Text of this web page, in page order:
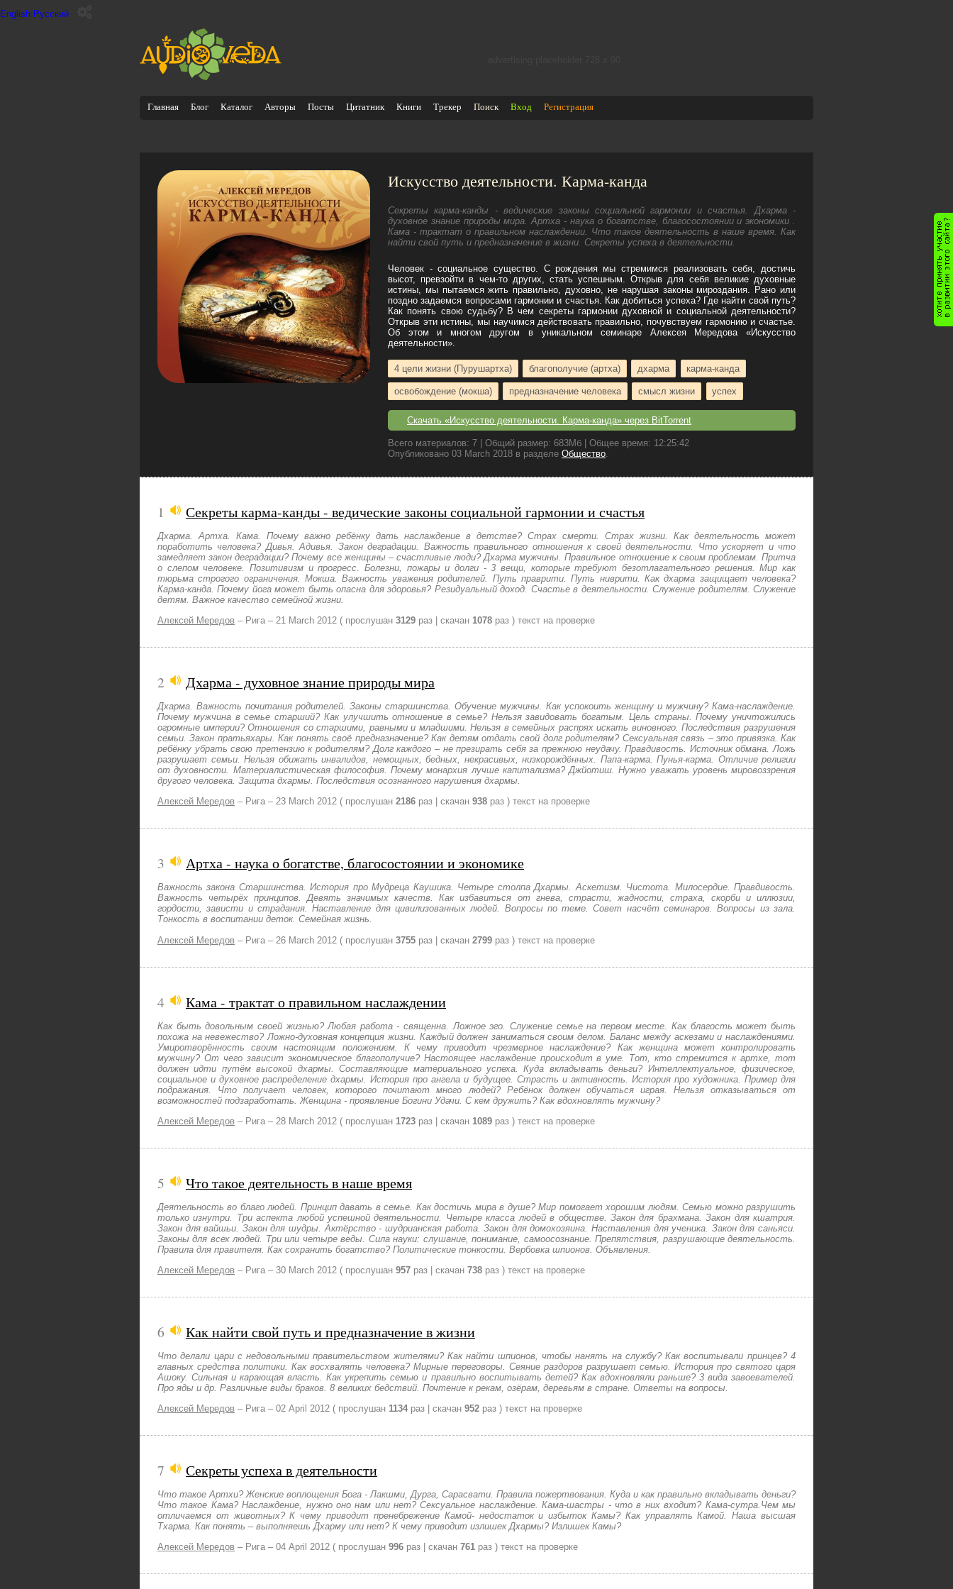
English Русский
Главная Блог Каталог Авторы Посты Цитатник Книги Трекер Поиск Вход Регистрация
Искусство деятельности. Карма-канда
Секреты карма-канды - ведические законы социальной гармонии и счастья. Дхарма -
духовное знание природы мира. Артха - наука о богатстве, благосостоянии и экономики .
Кама - трактат о правильном наслаждении. Что такое деятельность в наше время. Как
найти свой путь и предназначение в жизни. Секреты успеха в деятельности.
Человек - социальное существо. С рождения мы стремимся реализовать себя, достичь
высот, превзойти в чем-то других, стать успешным. Открыв для себя великие духовные
истины, мы пытаемся жить правильно, духовно, не нарушая законы мироздания. Рано или
поздно задаемся вопросами гармонии и счастья. Как добиться успеха? Где найти свой путь?
Как понять свою судьбу? В чем секреты гармонии духовной и социальной деятельности?
Открыв эти истины, мы научимся действовать правильно, почувствуем гармонию и счастье.
Об этом и многом другом в уникальном семинаре Алексея Мередова «Искусство
деятельности».
4 цели жизни (Пурушартха) благополучие (артха) дхарма карма-канда
освобождение (мокша) предназначение человека смысл жизни успех
Скачать «Искусство деятельности. Карма-канда» через BitTorrent
Всего материалов: 7 | Общий размер: 683Мб | Общее время: 12:25:42
Опубликовано 03 March 2018 в разделе Общество.
1 Секреты карма-канды - ведические законы социальной гармонии и счастья
Дхарма. Артха. Кама. Почему важно ребёнку дать наслаждение в детстве? Страх смерти. Страх жизни. Как деятельность может
поработить человека? Дивья. Адивья. Закон деградации. Важность правильного отношения к своей деятельности. Что ускоряет и что
замедляет закон деградации? Почему все женщины – счастливые люди? Дхарма мужчины. Правильное отношение к своим проблемам. Притча
о слепом человеке. Позитивизм и прогресс. Болезни, пожары и долги - 3 вещи, которые требуют безотлагательного решения. Мир как
тюрьма строгого ограничения. Мокша. Важность уважения родителей. Путь праврити. Путь ниврити. Как дхарма защищает человека?
Карма-канда. Почему йога может быть опасна для здоровья? Резидуальный доход. Счастье в деятельности. Служение родителям. Служение
детям. Важное качество семейной жизни.
Алексей Мередов – Рига – 21 March 2012 ( прослушан 3129 раз | скачан 1078 раз ) текст на проверке
2 Дхарма - духовное знание природы мира
Дхарма. Важность почитания родителей. Законы старшинства. Обучение мужчины. Как успокоить женщину и мужчину? Кама-наслаждение.
Почему мужчина в семье старший? Как улучшить отношение в семье? Нельзя завидовать богатым. Цель страны. Почему уничтожились
огромные империи? Отношения со старшими, равными и младшими. Нельзя в семейных распрях искать виновного. Последствия разрушения
семьи. Закон пратьяхары. Как понять своё предназначение? Как детям отдать свой долг родителям? Сексуальная связь – это привязка. Как
ребёнку убрать свою претензию к родителям? Долг каждого – не презирать себя за прежнюю неудачу. Правдивость. Источник обмана. Ложь
разрушает семьи. Нельзя обижать инвалидов, немощных, бедных, некрасивых, низкорождённых. Папа-карма. Пунья-карма. Отличие религии
от духовности. Материалистическая философия. Почему монархия лучше капитализма? Джйотиш. Нужно уважать уровень мировоззрения
другого человека. Защита дхармы. Последствия осознанного нарушения дхармы.
Алексей Мередов – Рига – 23 March 2012 ( прослушан 2186 раз | скачан 938 раз ) текст на проверке
3 Артха - наука о богатстве, благосостоянии и экономике
Важность закона Старшинства. История про Мудреца Каушика. Четыре столпа Дхармы. Аскетизм. Чистота. Милосердие. Правдивость.
Важность четырёх принципов. Девять значимых качеств. Как избавиться от гнева, страсти, жадности, страха, скорби и иллюзии,
гордости, зависти и страдания. Наставление для цивилизованных людей. Вопросы по теме. Совет насчёт семинаров. Вопросы из зала.
Тонкость в воспитании деток. Семейная жизнь.
Алексей Мередов – Рига – 26 March 2012 ( прослушан 3755 раз | скачан 2799 раз ) текст на проверке
4 Кама - трактат о правильном наслаждении
Как быть довольным своей жизнью? Любая работа - священна. Ложное эго. Служение семье на первом месте. Как благость может быть
похожа на невежество? Ложно-духовная концепция жизни. Каждый должен заниматься своим делом. Баланс между аскезами и наслаждениями.
Умиротворённость своим настоящим положением. К чему приводит чрезмерное наслаждение? Как женщина может контролировать
мужчину? От чего зависит экономическое благополучие? Настоящее наслаждение происходит в уме. Тот, кто стремится к артхе, тот
должен идти путём высокой дхармы. Составляющие материального успеха. Куда вкладывать деньги? Интеллектуальное, физическое,
социальное и духовное распределение дхармы. История про ангела и будущее. Страсть и активность. История про художника. Пример для
подражания. Что получает человек, которого почитают много людей? Ребёнок должен обучаться играя. Нельзя отказываться от
возможностей подзаработать. Женщина - проявление Богини Удачи. С кем дружить? Как вдохновлять мужчину?
Алексей Мередов – Рига – 28 March 2012 ( прослушан 1723 раз | скачан 1089 раз ) текст на проверке
5 Что такое деятельность в наше время
Деятельность во благо людей. Принцип давать в семье. Как достичь мира в душе? Мир помогает хорошим людям. Семью можно разрушить
только изнутри. Три аспекта любой успешной деятельности. Четыре класса людей в обществе. Закон для брахмана. Закон для кшатрия.
Закон для вайшьи. Закон для шудры. Актёрство - шудрианская работа. Закон для домохозяина. Наставления для ученика. Закон для саньяси.
Законы для всех людей. Три или четыре веды. Сила науки: слушание, понимание, самоосознание. Препятствия, разрушающие деятельность.
Правила для правителя. Как сохранить богатство? Политические тонкости. Вербовка шпионов. Объявления.
Алексей Мередов – Рига – 30 March 2012 ( прослушан 957 раз | скачан 738 раз ) текст на проверке
6 Как найти свой путь и предназначение в жизни
Что делали цари с недовольными правительством жителями? Как найти шпионов, чтобы нанять на службу? Как воспитывали принцев? 4
главных средства политики. Как восхвалять человека? Мирные переговоры. Сеяние раздоров разрушает семью. История про святого царя
Ашоку. Сильная и карающая власть. Как укрепить семью и правильно воспитывать детей? Как вдохновляли раньше? 3 вида завоевателей.
Про яды и др. Различные виды браков. 8 великих бедствий. Почтение к рекам, озёрам, деревьям в стране. Ответы на вопросы.
Алексей Мередов – Рига – 02 April 2012 ( прослушан 1134 раз | скачан 952 раз ) текст на проверке
7 Секреты успеха в деятельности
Что такое Артхи? Женские воплощения Бога - Лакшми, Дурга, Сарасвати. Правила пожертвования. Куда и как правильно вкладывать деньги?
Что такое Кама? Наслаждение, нужно оно нам или нет? Сексуальное наслаждение. Кама-шастры - что в них входит? Кама-сутра.Чем мы
отличаемся от животных? К чему приводит пренебрежение Камой- недостаток и избыток Камы? Как управлять Камой. Наша высшая
Тхарма. Как понять – выполняешь Дхарму или нет? К чему приводит излишек Дхармы? Излишек Камы?
Алексей Мередов – Рига – 04 April 2012 ( прослушан 996 раз | скачан 761 раз ) текст на проверке